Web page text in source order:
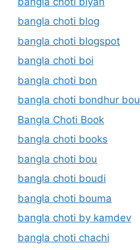
bangla choti blog
bangla choti blogspot
bangla choti boi
bangla choti bon
bangla choti bondhur bou
Bangla Choti Book
bangla choti books
bangla choti bou
bangla choti boudi
bangla choti bouma
bangla choti by kamdev
bangla choti chachi